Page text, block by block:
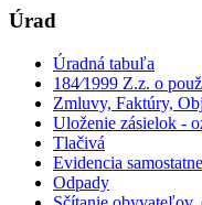
Úrad
Úradná tabuľa
184⁄1999 Z.z. o
Zmluvy, Faktúry,
Uloženie zásielok -
Tlačivá
Evidencia
Odpady